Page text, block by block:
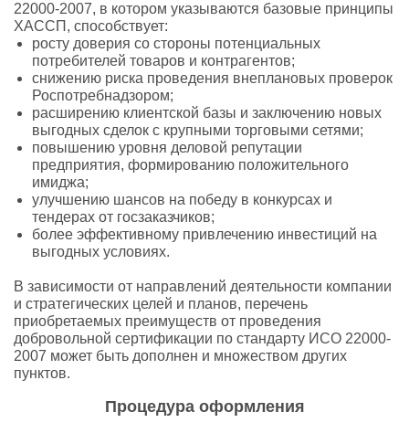
22000-2007, в котором указываются базовые принципы
ХАССП, способствует:
росту доверия со стороны потенциальных
потребителей товаров и контрагентов;
снижению риска проведения внеплановых проверок
Роспотребнадзором;
расширению клиентской базы и заключению новых
выгодных сделок с крупными торговыми сетями;
повышению уровня деловой репутации
предприятия, формированию положительного
имиджа;
улучшению шансов на победу в конкурсах и
тендерах от госзаказчиков;
более эффективному привлечению инвестиций на
выгодных условиях.
В зависимости от направлений деятельности компании
и стратегических целей и планов, перечень
приобретаемых преимуществ от проведения
добровольной сертификации по стандарту ИСО 22000-
2007 может быть дополнен и множеством других
пунктов.
Процедура оформления